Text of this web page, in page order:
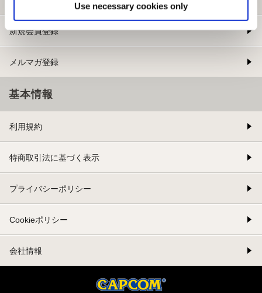
Use necessary cookies only
新規会員登録
メルマガ登録
基本情報
利用規約
特商取引法に基づく表示
プライバシーポリシー
Cookieポリシー
会社情報